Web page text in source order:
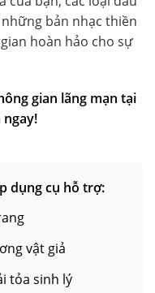
bản nhạc thiền
hoàn hảo cho sự
gian lãng mạn tại
dụng cụ hỗ trợ:
vật giả
tỏa sinh lý